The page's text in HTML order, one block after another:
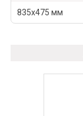
835х475 мм